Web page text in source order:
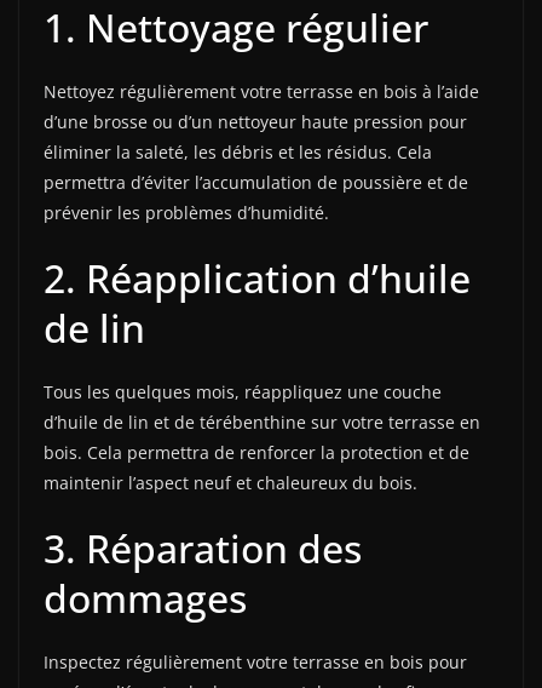
1. Nettoyage régulier
Nettoyez régulièrement votre terrasse en bois à l’aide
d’une brosse ou d’un nettoyeur haute pression pour
éliminer la saleté, les débris et les résidus. Cela
permettra d’éviter l’accumulation de poussière et de
prévenir les problèmes d’humidité.
2. Réapplication d’huile
de lin
Tous les quelques mois, réappliquez une couche
d’huile de lin et de térébenthine sur votre terrasse en
bois. Cela permettra de renforcer la protection et de
maintenir l’aspect neuf et chaleureux du bois.
3. Réparation des
dommages
Inspectez régulièrement votre terrasse en bois pour